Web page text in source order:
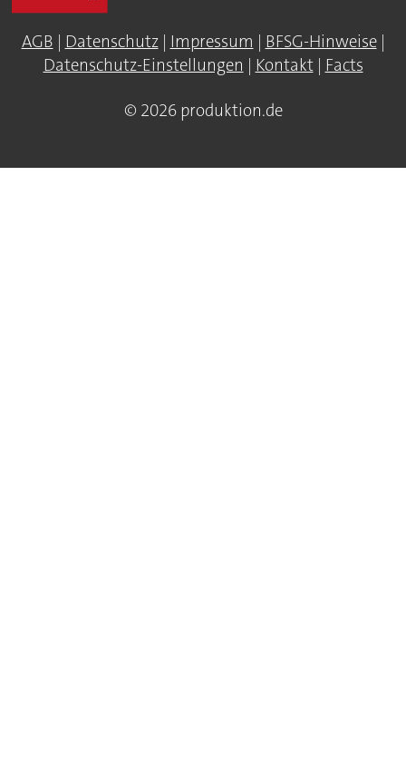
AGB | Datenschutz| Impressum | BFSG-Hinweise|
Datenschutz-Einstellungen | Kontakt| Facts
© 2026 produktion.de